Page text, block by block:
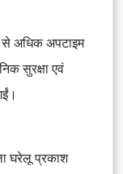
से अधिक अपटाइम
सुरक्षा एवं
घरेलू प्रकाश